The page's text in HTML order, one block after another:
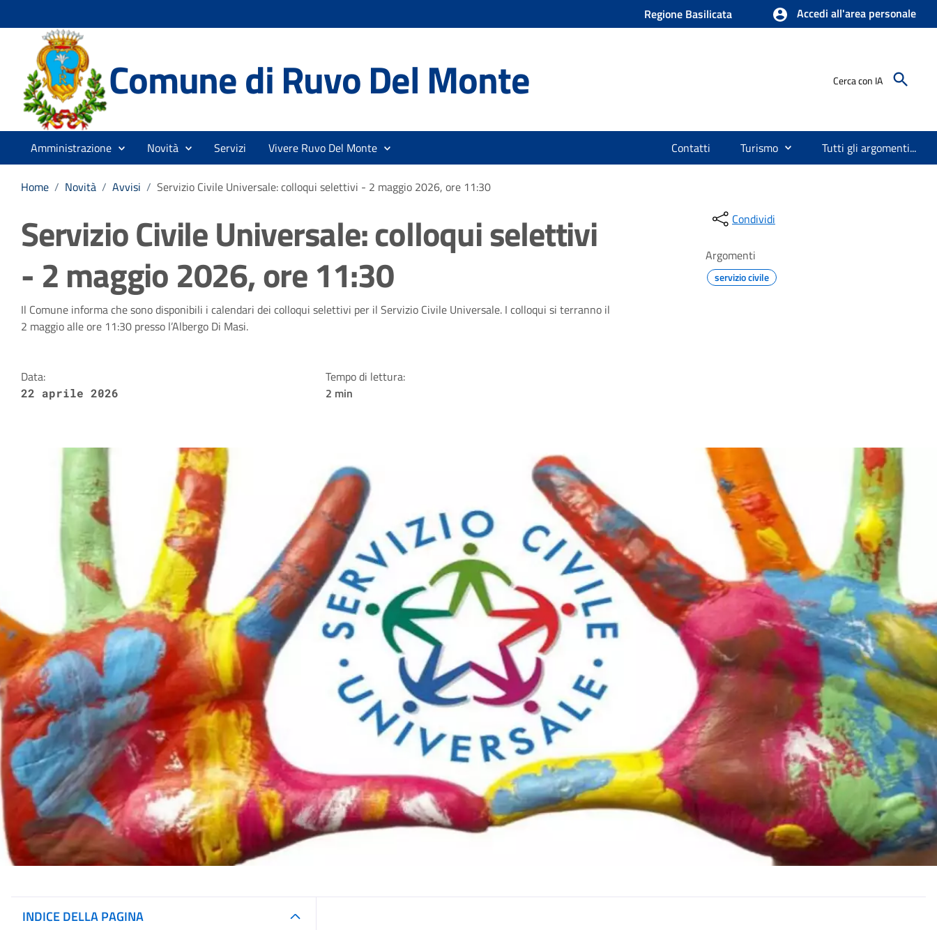
Regione Basilicata Accedi all'area personale
Comune di Ruvo Del Monte Cerca con IA
Amministrazione Novità Servizi Vivere Ruvo Del Monte Contatti Turismo Tutti gli argomenti...
Home / Novità / Avvisi / Servizio Civile Universale: colloqui selettivi - 2 maggio 2026, ore 11:30
Servizio Civile Universale: colloqui selettivi
- 2 maggio 2026, ore 11:30
Dettagli della notizia
Il Comune informa che sono disponibili i calendari dei colloqui selettivi per il Servizio Civile Universale. I colloqui si terranno il
2 maggio alle ore 11:30 presso l’Albergo Di Masi.
Data:
22 aprile 2026
Tempo di lettura:
2 min
Condividi
Argomenti
servizio civile
INDICE DELLA PAGINA